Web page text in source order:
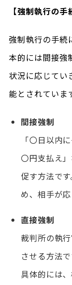
【強制執行の手
強制執行の手続
本的には間接強
状況に応じてい
能とされていま
間接強制
「〇日以内
〇円支払え
促す方法で
め、相手が
直接強制
裁判所の執
させる方法で
具体的には